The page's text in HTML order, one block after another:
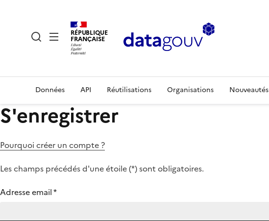
RÉPUBLIQUE
FRANÇAISE
Données API Réutilisations Organisations Nouveautés
S'enregistrer
Pourquoi créer un compte ?
Les champs précédés d'une étoile (*) sont obligatoires.
Adresse email*